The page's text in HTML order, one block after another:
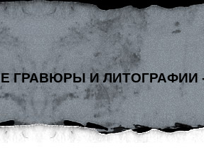
ГРАВЮРЫ И ЛИТОГРАФИИ